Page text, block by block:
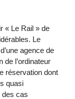
« Le Rail » de
Le
agence de
de l’ordinateur
réservation dont
quasi
des cas